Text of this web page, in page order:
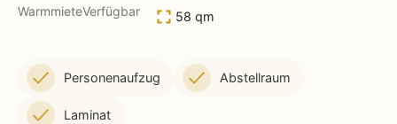
WarmmieteVerfügbar
58 qm
Personenaufzug Abstellraum
Laminat